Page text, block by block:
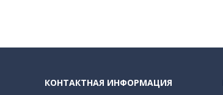
КОНТАКТНАЯ ИНФОРМАЦИЯ